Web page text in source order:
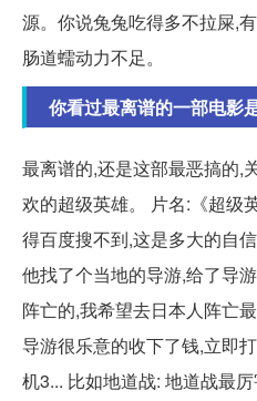
源。你说兔兔吃得多不拉屎,
肠道蠕动力不足。
你看过最离谱的一部电影
最离谱的,还是这部最恶搞的,
欢的超级英雄。 片名:《超级
得百度搜不到,这是多大的自
他找了个当地的导游,给了导
阵亡的,我希望去日本人阵亡
导游很乐意的收下了钱,立即
机3... 比如地道战: 地道战最